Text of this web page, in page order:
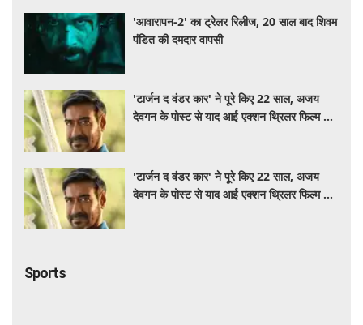
'आवारापन-2' का ट्रेलर रिलीज, 20 साल बाद शिवम
पंडित की दमदार वापसी
'टार्जन द वंडर कार' ने पूरे किए 22 साल, अजय
देवगन के पोस्ट से याद आई एक्शन थ्रिलर फिल्म की
'टार्जन द वंडर कार' ने पूरे किए 22 साल, अजय
देवगन के पोस्ट से याद आई एक्शन थ्रिलर फिल्म की
Sports